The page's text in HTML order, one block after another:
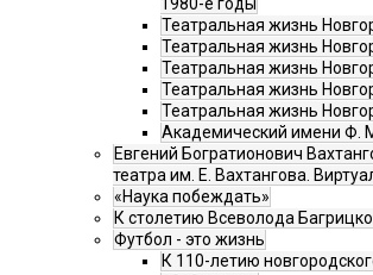
1980-е годы
Театральная жизнь
Театральная жизнь
Театральная жизнь
Театральная жизнь
Театральная жизнь
Академический имени Ф.
Евгений Богратионович
театра им. Е. Вахтангова.
«Наука побеждать»
К столетию Всеволода
Футбол - это жизнь
К 110-летию